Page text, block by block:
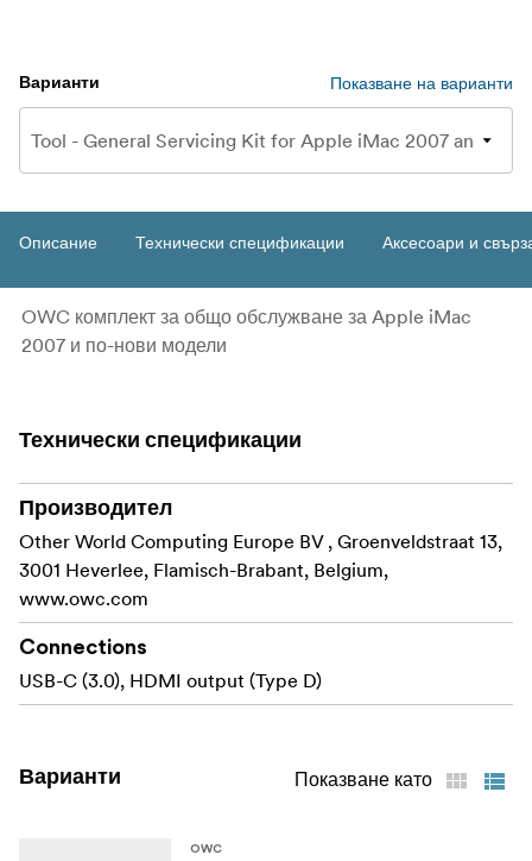
Варианти Показване на варианти
Описание Технически спецификации Аксесоари и
OWC комплект за общо обслужване за Apple iMac
2007 и по-нови модели
Технически спецификации
Производител
Other World Computing Europe BV , Groenveldstraat 13,
3001 Heverlee, Flamisch-Brabant, Belgium,
www.owc.com
Connections
USB-C (3.0), HDMI output (Type D)
Варианти Показване като
OWC